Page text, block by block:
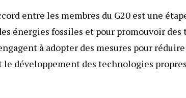
entre les membres du G20 est une
énergies fossiles et pour promouvoir
à adopter des mesures pour
le développement des technologies